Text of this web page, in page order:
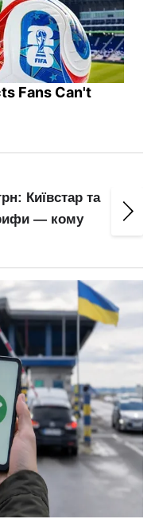
Fans Can't
заборона блимати
яких немає в ПДР